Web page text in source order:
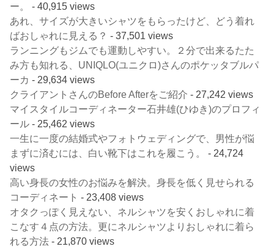
ー。
- 40,915 views
あれ、サイズが大きいシャツをもらったけど、どう着れ
ばおしゃれに見える？ - 37,501 views
ランニングもジムでも運動しやすい。２分で出来るたた
み方も知れる、UNIQLO(ユニクロ)さんのポケッタブルパ
ーカ - 29,634 views
クライアントさんのBefore Afterをご紹介 - 27,242 views
マイスタイルコーディネーター石井雄(ひゆき)のプロフィ
ール - 25,462 views
一生に一度の結婚式やフォトウェディングで、男性が悩
まずに済むには、白い靴下はこれを履こう。
- 24,724
views
高い身長の女性のお悩みを解決。身長を低く見せられる
コーディネート - 23,408 views
オタクっぽく見えない、ネルシャツを安くおしゃれに着
こなす４点の方法。更にネルシャツよりおしゃれに着ら
れる方法 - 21,870 views